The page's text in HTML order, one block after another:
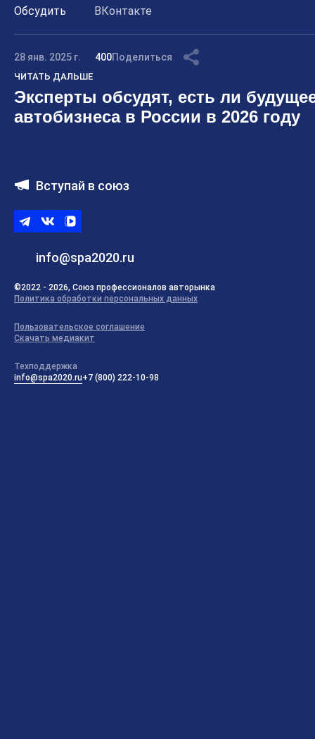
Обсудить ВКонтакте
28 янв. 2025 г. 400Поделиться
ЧИТАТЬ ДАЛЬШЕ
Эксперты обсудят, есть ли
автобизнеса в России в 2026 году
Вступай в союз
info@spa2020.ru
TelegramВКонтакте
ВК
©2022 - 2026, Союз профессионалов авторынка
Политика обработки персональных данных
Пользовательское соглашение
Скачать медиакит
Техподдержка
info@spa2020.ru+7 (800) 222-10-98